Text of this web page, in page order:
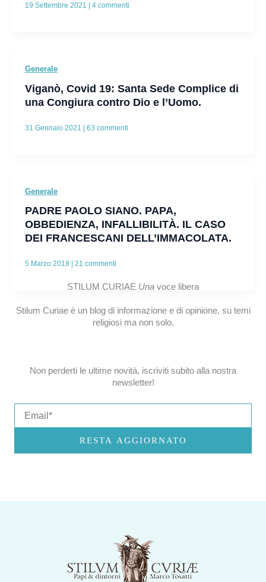
19 Settembre 2021 4 commenti
Generale
Viganò, Covid 19: Santa Sede Complice di
una Congiura contro Dio e l’Uomo.
31 Gennaio 2021 | 63 commenti
Generale
PADRE PAOLO SIANO. PAPA,
OBBEDIENZA, INFALLIBILITÀ. IL CASO
DEI FRANCESCANI DELL’IMMACOLATA.
5 Marzo 2018 21 commenti
STILUM CURIAE Una voce libera
Stilum Curiae è un blog di informazione e di opinione, su temi
religiosi ma non solo.
Non perderti le ultime novità, iscriviti subito alla nostra
newsletter!
RESTA AGGIORNATO